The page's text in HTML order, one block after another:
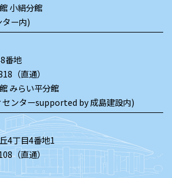
小絹分館
ー内)
番地
（直通）
みらい平分館
センターsupported by 成島建設内)
4丁目4番地1
（直通）